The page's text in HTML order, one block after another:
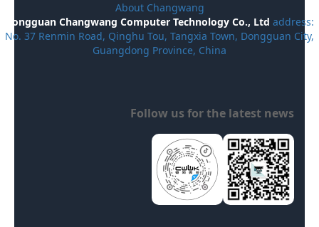
About Changwang
Dongguan Changwang Computer Technology Co., Ltd address:
No. 37 Renmin Road, Qinghu Tou, Tangxia Town, Dongguan City,
Guangdong Province, China
Follow us for the latest news